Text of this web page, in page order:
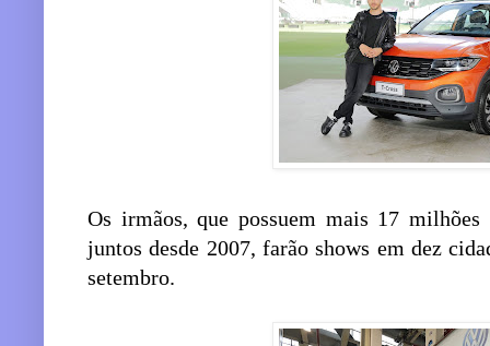
Os irmãos, que possuem mais 17
juntos desde 2007, farão shows em dez
setembro.